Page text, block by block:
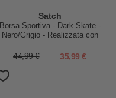
Satch
Borsa Sportiva - Dark Skate -
Nero/Grigio - Realizzata con
44,99 € 35,99 €